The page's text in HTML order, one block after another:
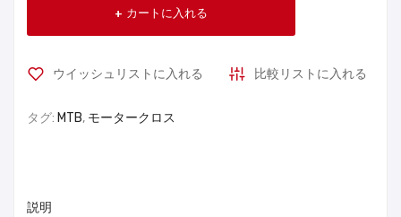
カートに入れる
ウイッシュリストに入れる 比較リストに入れる
タグ: MTB, モータークロス
説明